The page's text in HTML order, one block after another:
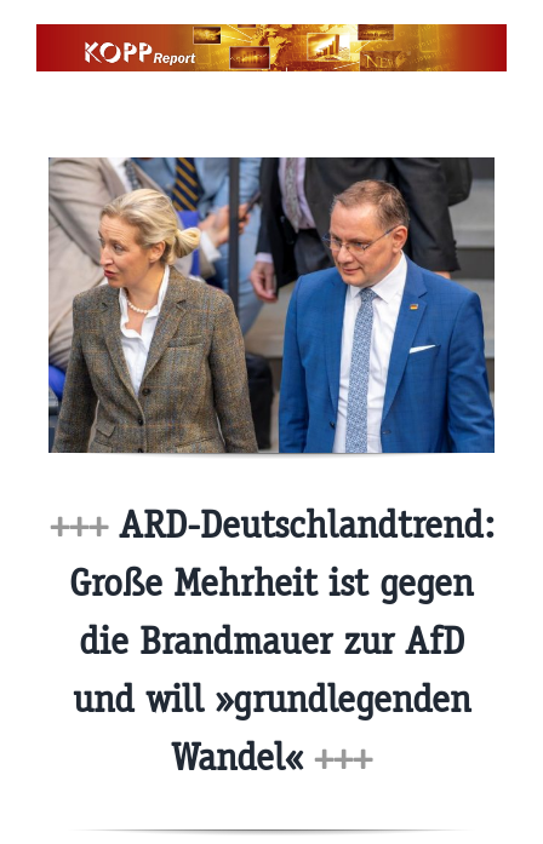
+++ARD-Deutschlandtrend:
Große Mehrheit ist gegen
die Brandmauer zur AfD
und will »grundlegenden
Wandel« +++